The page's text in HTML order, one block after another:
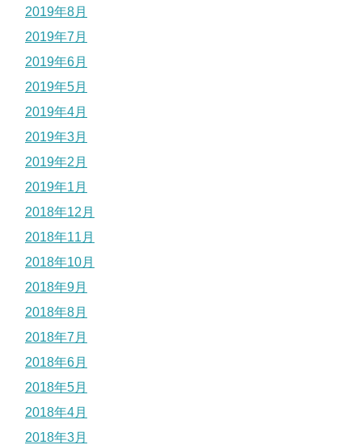
2019年8月
2019年7月
2019年6月
2019年5月
2019年4月
2019年3月
2019年2月
2019年1月
2018年12月
2018年11月
2018年10月
2018年9月
2018年8月
2018年7月
2018年6月
2018年5月
2018年4月
2018年3月